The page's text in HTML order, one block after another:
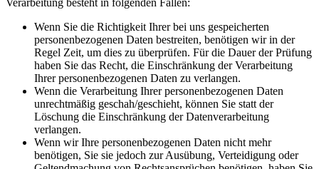
Wenn Sie die Richtigkeit Ihrer bei uns gespeicherten
personenbezogenen Daten bestreiten, benötigen wir in der
Regel Zeit, um dies zu überprüfen. Für die Dauer der Prüfung
haben Sie das Recht, die Einschränkung der Verarbeitung
Ihrer personenbezogenen Daten zu verlangen.
Wenn die Verarbeitung Ihrer personenbezogenen Daten
unrechtmäßig geschah/geschieht, können Sie statt der
Löschung die Einschränkung der Datenverarbeitung
verlangen.
Wenn wir Ihre personenbezogenen Daten nicht mehr
benötigen, Sie sie jedoch zur Ausübung, Verteidigung oder